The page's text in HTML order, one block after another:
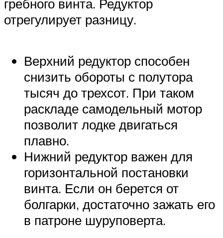
гребного винта. Редуктор
отрегулирует разницу.
Верхний редуктор способен
снизить обороты с полутора
тысяч до трехсот. При таком
раскладе самодельный мотор
позволит лодке двигаться
плавно.
Нижний редуктор важен для
горизонтальной постановки
винта. Если он берется от
болгарки, достаточно зажать его
в патроне шуруповерта.